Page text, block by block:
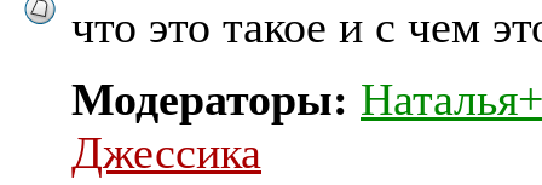
что это такое и с чем
Модераторы:
Джессика